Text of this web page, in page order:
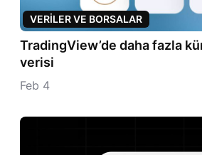
VERILER VE BORSALAR
TradingView’de daha fazla
verisi
Feb 4